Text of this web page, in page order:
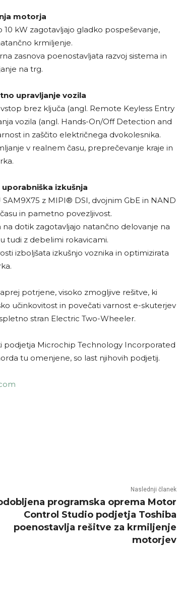
motorja
kW zagotavljajo gladko pospeševanje,
krmiljenje.
zasnova poenostavljata razvoj sistema in
na trg.
upravljanje vozila
brez ključa (angl. Remote Keyless Entry
vozila (angl. Hands-On/Off Detection and
in zaščito električnega dvokolesnika.
v realnem času, preprečevanje kraje in
izkušnja
z MIPI® DSI, dvojnim GbE in NAND
in pametno povezljivost.
na dotik zagotavljajo natančno delovanje na
tudi z debelimi rokavicami.
izboljšata izkušnjo voznika in optimizirata
potrjene, visoko zmogljive rešitve, ki
učinkovitost in povečati varnost e-skuterjev
stran Electric Two-Wheeler.
Microchip Technology Incorporated
tu omenjene, so last njihovih podjetij.
Naslednji članek
programska oprema Motor
Control Studio podjetja Toshiba
poenostavlja rešitve za krmiljenje
motorjev